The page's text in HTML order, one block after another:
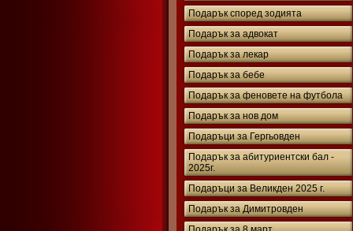
Подарък според зодията
Подарък за адвокат
Подарък за лекар
Подарък за бебе
Подарък за феновете на футбола
Подарък за нов дом
Подаръци за Гергьовден
Подарък за абитуриентски бал -
2025г.
Подаръци за Великден 2025 г.
Подарък за Димитровден